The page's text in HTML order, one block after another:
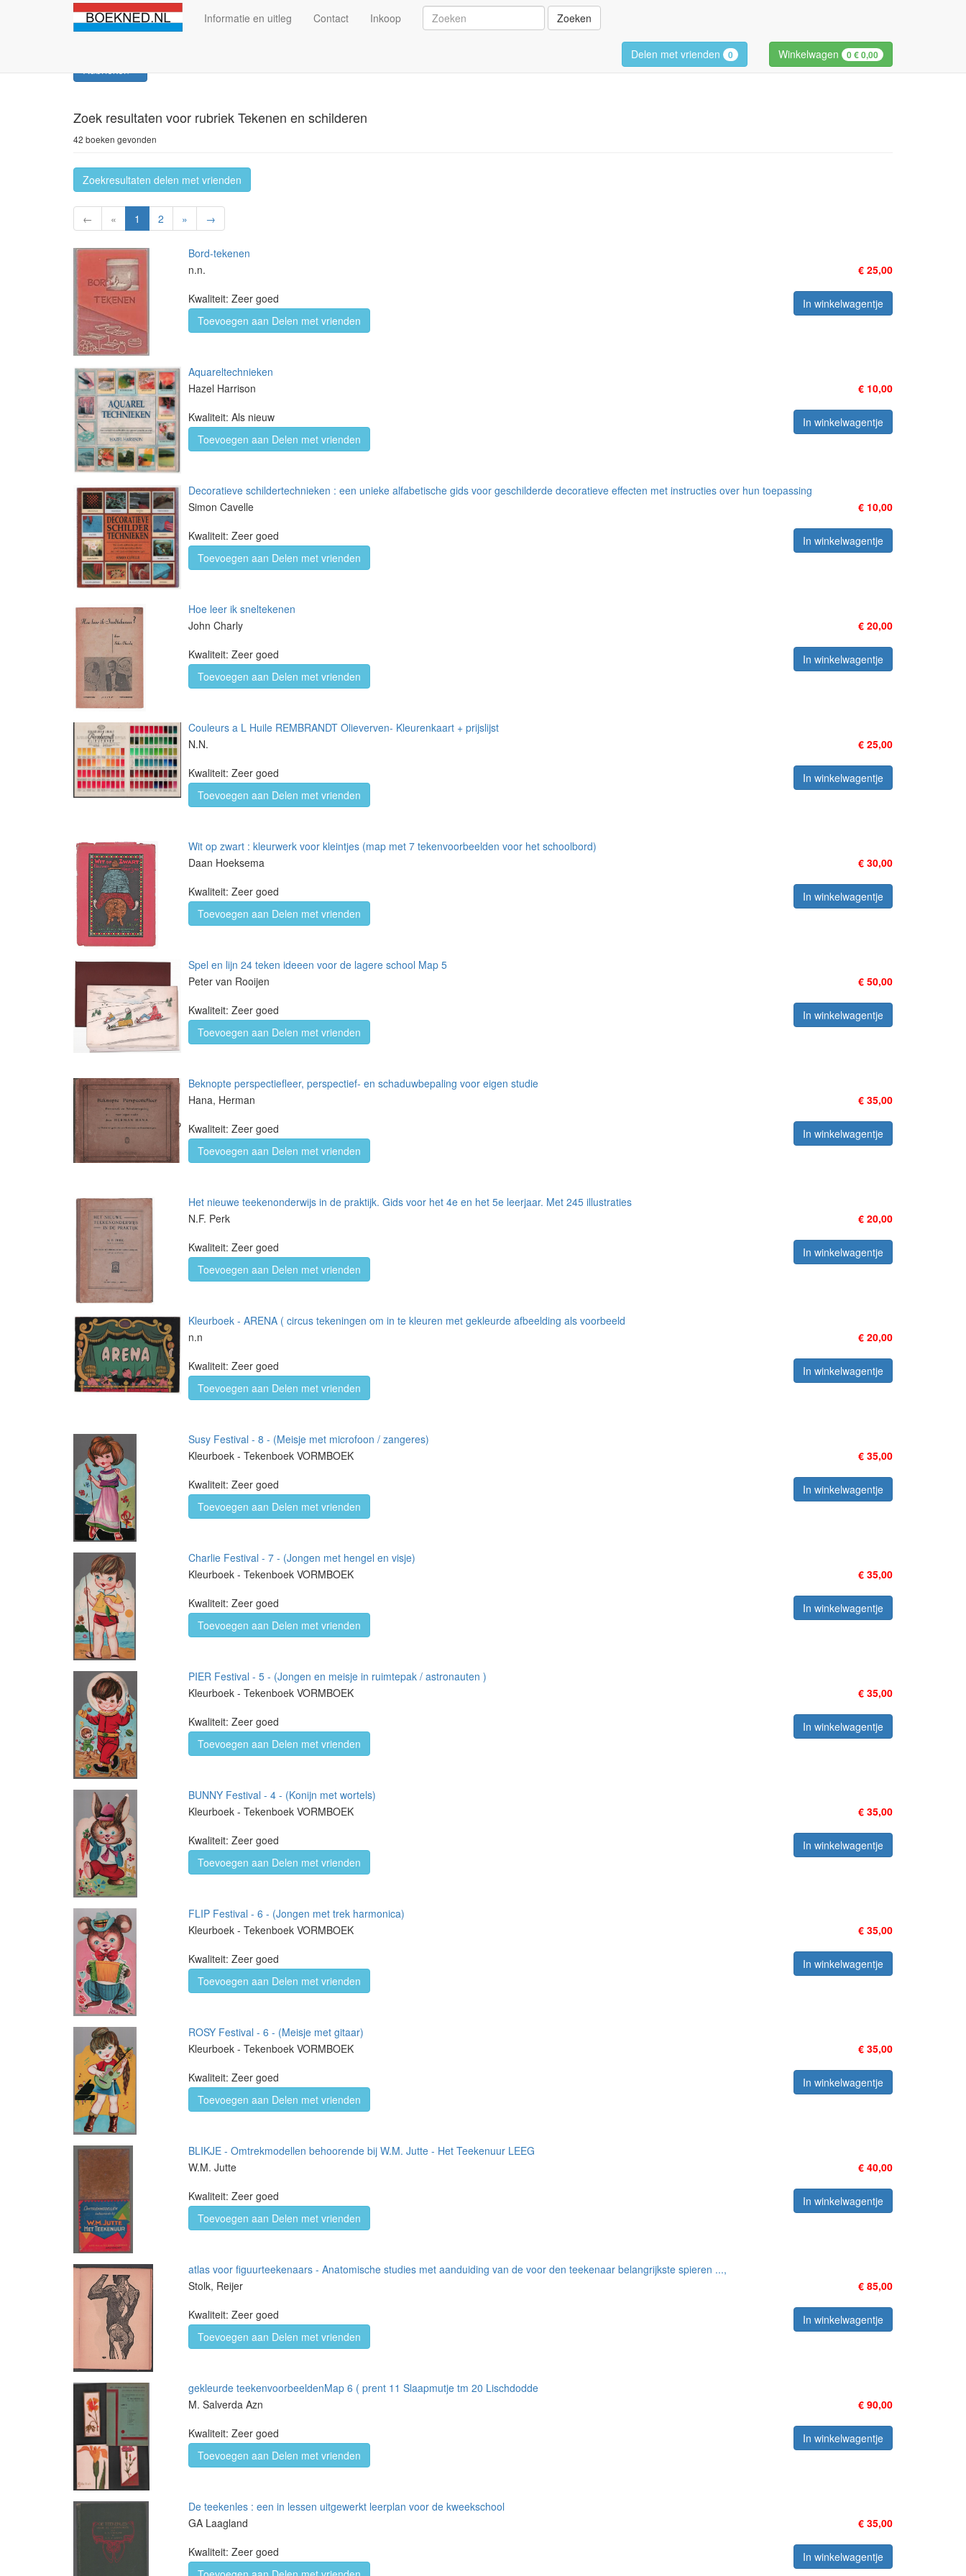
Informatie en uitleg Contact Inkoop Zoeken
Delen met vrienden 0 Winkelwagen 0€ 0,00
Rubrieken
Zoek resultaten voor rubriek Tekenen en schilderen
42 boeken gevonden
Zoekresultaten delen met vrienden
← « 1 2 » →
Bord-tekenen
n.n.
€ 25,00
Kwaliteit: Zeer goed
In winkelwagentje
Toevoegen aan Delen met vrienden
Aquareltechnieken
Hazel Harrison
€ 10,00
Kwaliteit: Als nieuw
In winkelwagentje
Toevoegen aan Delen met vrienden
Decoratieve schildertechnieken : een unieke alfabetische gids voor geschilderde decoratieve effecten met instructies over hun toepassing
Simon Cavelle
€ 10,00
Kwaliteit: Zeer goed
In winkelwagentje
Toevoegen aan Delen met vrienden
Hoe leer ik sneltekenen
John Charly
€ 20,00
Kwaliteit: Zeer goed
In winkelwagentje
Toevoegen aan Delen met vrienden
Couleurs a L Huile REMBRANDT Olieverven- Kleurenkaart + prijslijst
N.N.
€ 25,00
Kwaliteit: Zeer goed
In winkelwagentje
Toevoegen aan Delen met vrienden
Wit op zwart : kleurwerk voor kleintjes (map met 7 tekenvoorbeelden voor het schoolbord)
Daan Hoeksema
€ 30,00
Kwaliteit: Zeer goed
In winkelwagentje
Toevoegen aan Delen met vrienden
Spel en lijn 24 teken ideeen voor de lagere school Map 5
Peter van Rooijen
€ 50,00
Kwaliteit: Zeer goed
In winkelwagentje
Toevoegen aan Delen met vrienden
Beknopte perspectiefleer, perspectief- en schaduwbepaling voor eigen studie
Hana, Herman
€ 35,00
Kwaliteit: Zeer goed
In winkelwagentje
Toevoegen aan Delen met vrienden
Het nieuwe teekenonderwijs in de praktijk. Gids voor het 4e en het 5e leerjaar. Met 245 illustraties
N.F. Perk
€ 20,00
Kwaliteit: Zeer goed
In winkelwagentje
Toevoegen aan Delen met vrienden
Kleurboek - ARENA ( circus tekeningen om in te kleuren met gekleurde afbeelding als voorbeeld
n.n
€ 20,00
Kwaliteit: Zeer goed
In winkelwagentje
Toevoegen aan Delen met vrienden
Susy Festival - 8 - (Meisje met microfoon / zangeres)
Kleurboek - Tekenboek VORMBOEK
€ 35,00
Kwaliteit: Zeer goed
In winkelwagentje
Toevoegen aan Delen met vrienden
Charlie Festival - 7 - (Jongen met hengel en visje)
Kleurboek - Tekenboek VORMBOEK
€ 35,00
Kwaliteit: Zeer goed
In winkelwagentje
Toevoegen aan Delen met vrienden
PIER Festival - 5 - (Jongen en meisje in ruimtepak / astronauten )
Kleurboek - Tekenboek VORMBOEK
€ 35,00
Kwaliteit: Zeer goed
In winkelwagentje
Toevoegen aan Delen met vrienden
BUNNY Festival - 4 - (Konijn met wortels)
Kleurboek - Tekenboek VORMBOEK
€ 35,00
Kwaliteit: Zeer goed
In winkelwagentje
Toevoegen aan Delen met vrienden
FLIP Festival - 6 - (Jongen met trek harmonica)
Kleurboek - Tekenboek VORMBOEK
€ 35,00
Kwaliteit: Zeer goed
In winkelwagentje
Toevoegen aan Delen met vrienden
ROSY Festival - 6 - (Meisje met gitaar)
Kleurboek - Tekenboek VORMBOEK
€ 35,00
Kwaliteit: Zeer goed
In winkelwagentje
Toevoegen aan Delen met vrienden
BLIKJE - Omtrekmodellen behoorende bij W.M. Jutte - Het Teekenuur LEEG
W.M. Jutte
€ 40,00
Kwaliteit: Zeer goed
In winkelwagentje
Toevoegen aan Delen met vrienden
atlas voor figuurteekenaars - Anatomische studies met aanduiding van de voor den teekenaar belangrijkste spieren ...,
Stolk, Reijer
€ 85,00
Kwaliteit: Zeer goed
In winkelwagentje
Toevoegen aan Delen met vrienden
gekleurde teekenvoorbeeldenMap 6 ( prent 11 Slaapmutje tm 20 Lischdodde
M. Salverda Azn
€ 90,00
Kwaliteit: Zeer goed
In winkelwagentje
Toevoegen aan Delen met vrienden
De teekenles : een in lessen uitgewerkt leerplan voor de kweekschool
GA Laagland
€ 35,00
Kwaliteit: Zeer goed
In winkelwagentje